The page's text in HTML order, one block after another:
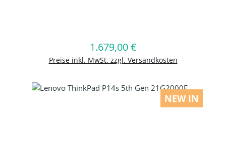
Regulärer Preis:
1.679,00 €
Preise inkl. MwSt. zzgl. Versandkosten
In den Warenkorb
NEW IN